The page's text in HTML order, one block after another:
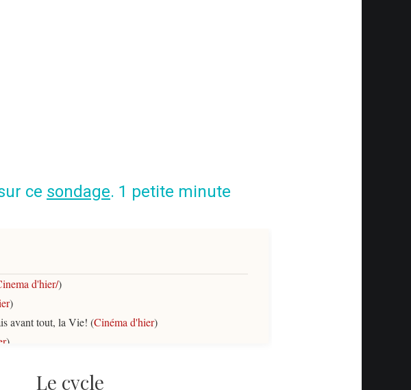
ce sondage. 1 petite minute
d'hier/)
)
avant tout, la Vie! (Cinéma d'hier)
)
Le cycle